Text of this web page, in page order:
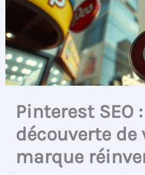
Pinterest SEO
découverte de
marque